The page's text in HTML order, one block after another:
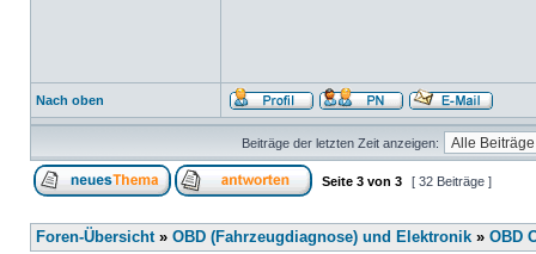
Nach oben
Beiträge der letzten Zeit anzeigen:
Seite 3 von 3 [ 32 Beiträge ]
Foren-Übersicht» OBD (Fahrzeugdiagnose) und Elektronik » OBD